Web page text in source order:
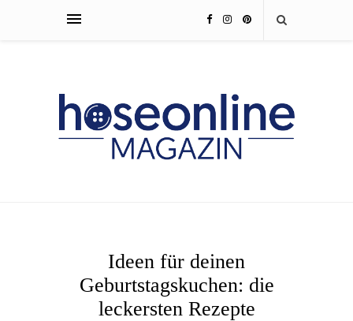
Ideen für deinen
Geburtstagskuchen: die
leckersten Rezepte